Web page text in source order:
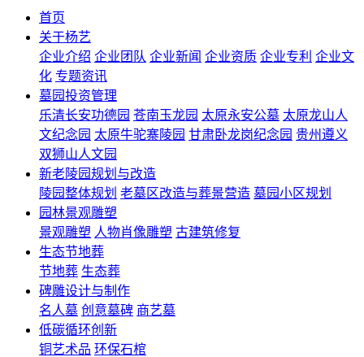
首页
关于杨艺
企业介绍 企业团队 企业新闻 企业资质 企业专利 企业文
化 专题资讯
墓园投资管理
乐清长安功德园 苍南玉龙园 太原永安公墓 太原龙山人
文纪念园 太原牛驼寨陵园 甘肃卧龙岗纪念园 贵州遵义
双狮山人文园
新老陵园规划与改造
陵园整体规划 老墓区改造与葬景营造 墓园小区规划
园林景观雕塑
景观雕塑 人物肖像雕塑 古建筑修复
生态节地葬
节地葬 生态葬
碑雕设计与制作
名人墓 创意墓碑 商艺墓
低碳循环创新
铜艺术品 环保石棺